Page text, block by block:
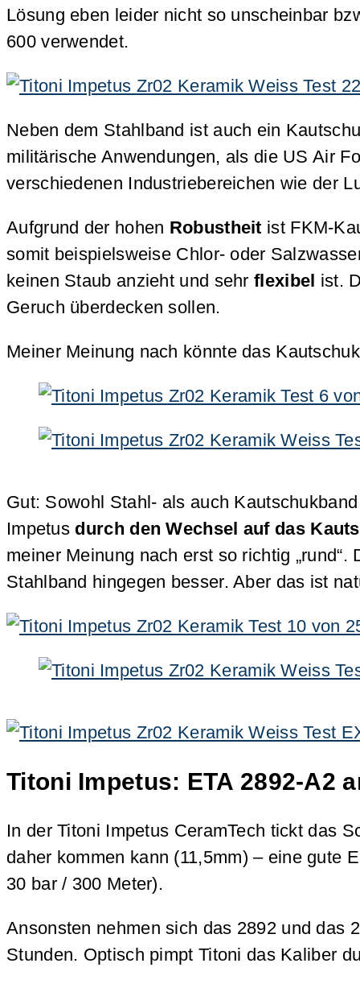
Lösung eben leider nicht so unscheinbar
600 verwendet.
Neben dem Stahlband ist auch ein
militärische Anwendungen, als die US Air
verschiedenen Industriebereichen wie der
Aufgrund der hohen Robustheit ist FKM-
somit beispielsweise Chlor- oder
keinen Staub anzieht und sehr flexibel ist.
Geruch überdecken sollen.
Meiner Meinung nach könnte das
Gut: Sowohl Stahl- als auch
Impetus durch den Wechsel auf das
meiner Meinung nach erst so richtig
Stahlband hingegen besser. Aber das ist
Titoni Impetus: ETA 2892-A2
In der Titoni Impetus CeramTech tickt das
daher kommen kann (11,5mm) – eine gute
30 bar / 300 Meter).
Ansonsten nehmen sich das 2892 und das
Stunden. Optisch pimpt Titoni das Kaliber